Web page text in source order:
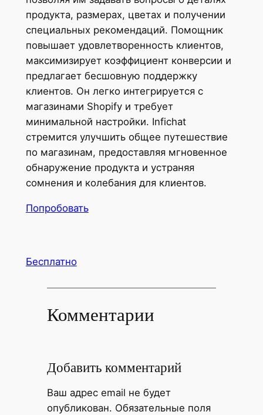
продукта, размерах, цветах и ​​получении
специальных рекомендаций. Помощник
повышает удовлетворенность клиентов,
максимизирует коэффициент конверсии и
предлагает бесшовную поддержку
клиентов. Он легко интегрируется с
магазинами Shopify и требует
минимальной настройки. Infichat
стремится улучшить общее путешествие
по магазинам, предоставляя мгновенное
обнаружение продукта и устраняя
сомнения и колебания для клиентов.
Попробовать
Бесплатно
Комментарии
Добавить комментарий
Ваш адрес email не будет
опубликован. Обязательные поля